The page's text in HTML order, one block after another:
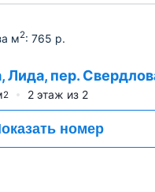
м2: 765 р.
Лида, пер.
2 2 этаж из 2
номер